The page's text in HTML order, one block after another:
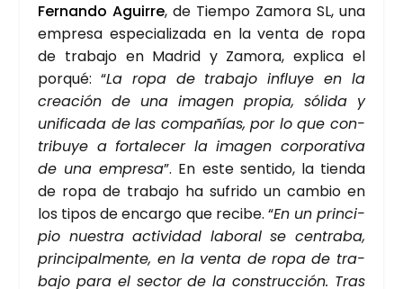
Fer­nan­do Agui­rre, de Tiem­po Zamo­ra SL, una
empre­sa espe­cia­li­za­da en la ven­ta de ropa
de tra­ba­jo en Madrid y Zamo­ra, expli­ca el
por­qué: “La ropa de tra­ba­jo influ­ye en la
crea­ción de una ima­gen pro­pia, sóli­da y
uni­fi­ca­da de las com­pa­ñías, por lo que con­
tri­bu­ye a for­ta­le­cer la ima­gen cor­po­ra­ti­va
de una empre­sa”. En este sen­ti­do, la tien­da
de ropa de tra­ba­jo ha sufri­do un cam­bio en
los tipos de encar­go que reci­be. “En un prin­ci­
pio nues­tra acti­vi­dad labo­ral se cen­tra­ba,
prin­ci­pal­men­te, en la ven­ta de ropa de tra­
ba­jo para el sec­tor de la cons­truc­ción. Tras